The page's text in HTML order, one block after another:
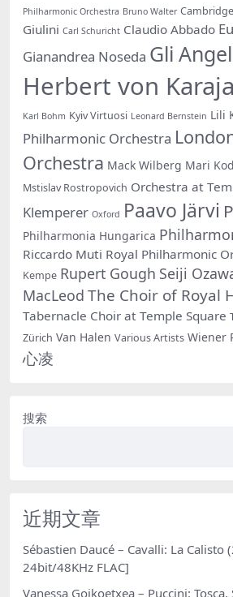
Philharmonic Orchestra Bruno Walter Cambridge
Giulini Carl Schuricht Claudio Abbado
Gianandrea Noseda Gli
Herbert von
Karl Bohm Kyiv Virtuosi Leonard Bernstein Lili
Philharmonic Orchestra
Orchestra Mack Wilberg Mari
Mstislav Rostropovich Orchestra at
Klemperer Oxford Paavo Järvi
Philharmonia Hungarica
Riccardo Muti Royal Philharmonic
Kempe Rupert Gough Seiji
MacLeod The Choir of Royal
Tabernacle Choir at Temple Square
Zürich Van Halen Various Artists Wiener
心凌
搜索
近期文章
Sébastien Daucé – Cavalli: La Calisto
24bit/48KHz FLAC]
Vanessa Goikoetxea – Puccini: Tosca,